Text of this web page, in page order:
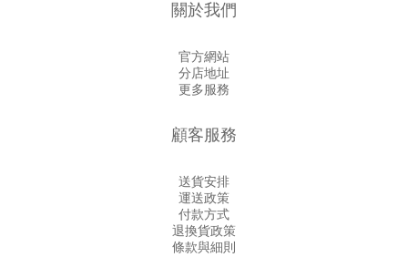
關於我們
官方網站
分店地址
更多服務
顧客服務
送貨安排
運送政策
付款方式
退換貨政策
條款與細則